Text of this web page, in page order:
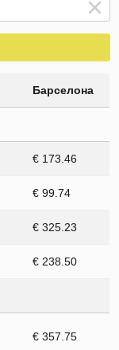
Барселона
€ 173.46
€ 99.74
€ 325.23
€ 238.50
€ 357.75